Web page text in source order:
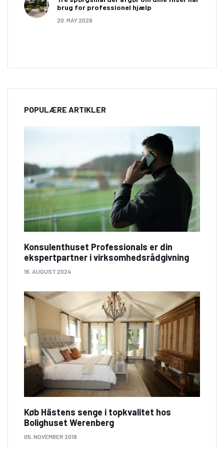
brug for professionel hjælp
20. MAY 2026
POPULÆRE ARTIKLER
Konsulenthuset Professionals er din
ekspertpartner i virksomhedsrådgivning
16. AUGUST 2024
Køb Hästens senge i topkvalitet hos
Bolighuset Werenberg
05. NOVEMBER 2018